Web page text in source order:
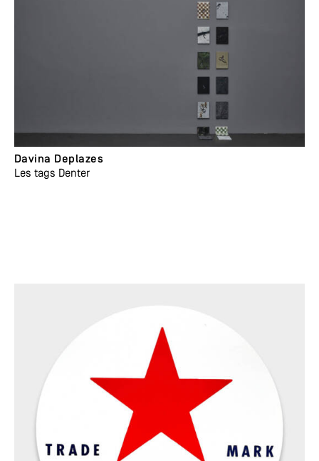
Davina Deplazes
Les tags Denter